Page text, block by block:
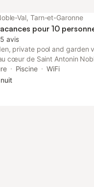
Val, Tarn-et-Garonne
pour 10
5 avis
private pool and garden
cœur de Saint Antonin
personnes is situated in
Piscine
WiFi